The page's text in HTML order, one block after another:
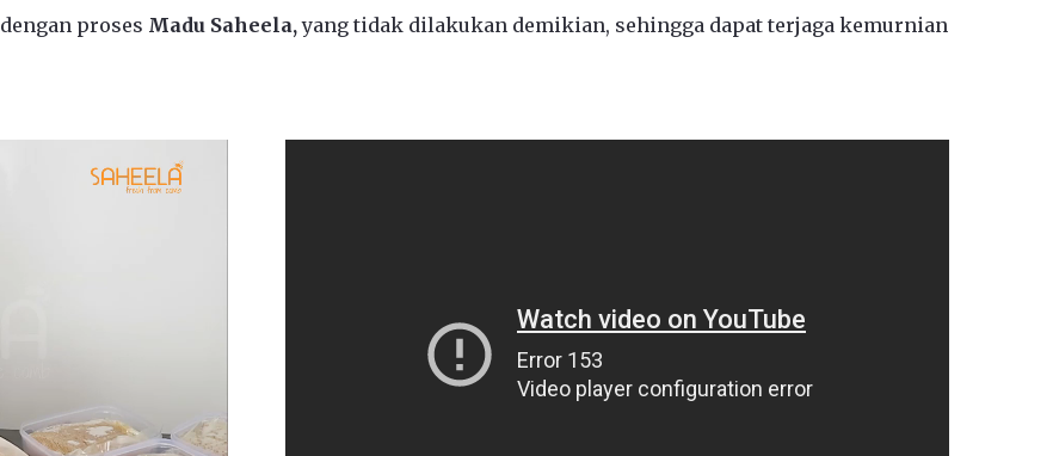
dengan proses Madu Saheela,yang tidak dilakukan demikian, sehingga dapat terjaga kemurnian